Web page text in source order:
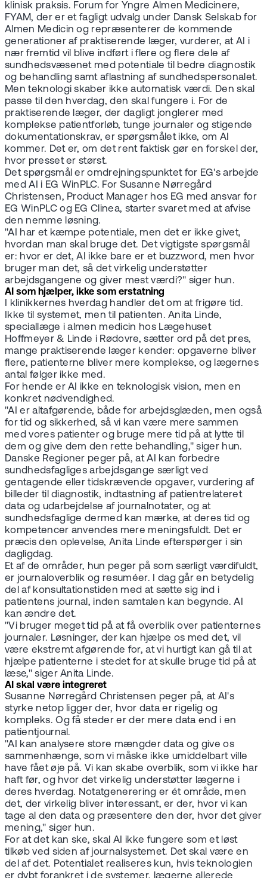
klinisk praksis. Forum for Yngre Almen Medicinere,
FYAM, der er et fagligt udvalg under Dansk Selskab for
Almen Medicin og repræsenterer de kommende
generationer af praktiserende læger, vurderer, at AI i
nær fremtid vil blive indført i flere og flere dele af
sundhedsvæsenet med potentiale til bedre diagnostik
og behandling samt aflastning af sundhedspersonalet.
Men teknologi skaber ikke automatisk værdi. Den skal
passe til den hverdag, den skal fungere i. For de
praktiserende læger, der dagligt jonglerer med
komplekse patientforløb, tunge journaler og stigende
dokumentationskrav, er spørgsmålet ikke, om AI
kommer. Det er, om det rent faktisk gør en forskel der,
hvor presset er størst.
Det spørgsmål er omdrejningspunktet for EG's arbejde
med AI i EG WinPLC. For Susanne Nørregård
Christensen, Product Manager hos EG med ansvar for
EG WinPLC og EG Clinea, starter svaret med at afvise
den nemme løsning.
"AI har et kæmpe potentiale, men det er ikke givet,
hvordan man skal bruge det. Det vigtigste spørgsmål
er: hvor er det, AI ikke bare er et buzzword, men hvor
bruger man det, så det virkelig understøtter
arbejdsgangene og giver mest værdi?" siger hun.
AI som hjælper, ikke som erstatning
I klinikkernes hverdag handler det om at frigøre tid.
Ikke til systemet, men til patienten. Anita Linde,
speciallæge i almen medicin hos Lægehuset
Hoffmeyer & Linde i Rødovre, sætter ord på det pres,
mange praktiserende læger kender: opgaverne bliver
flere, patienterne bliver mere komplekse, og lægernes
antal følger ikke med.
For hende er AI ikke en teknologisk vision, men en
konkret nødvendighed.
"AI er altafgørende, både for arbejdsglæden, men også
for tid og sikkerhed, så vi kan være mere sammen
med vores patienter og bruge mere tid på at lytte til
dem og give dem den rette behandling," siger hun.
Danske Regioner peger på, at AI kan forbedre
sundhedsfagliges arbejdsgange særligt ved
gentagende eller tidskrævende opgaver, vurdering af
billeder til diagnostik, indtastning af patientrelateret
data og udarbejdelse af journalnotater, og at
sundhedsfaglige dermed kan mærke, at deres tid og
kompetencer anvendes mere meningsfuldt. Det er
præcis den oplevelse, Anita Linde efterspørger i sin
dagligdag.
Et af de områder, hun peger på som særligt værdifuldt,
er journaloverblik og resuméer. I dag går en betydelig
del af konsultationstiden med at sætte sig ind i
patientens journal, inden samtalen kan begynde. AI
kan ændre det.
"Vi bruger meget tid på at få overblik over patienternes
journaler. Løsninger, der kan hjælpe os med det, vil
være ekstremt afgørende for, at vi hurtigt kan gå til at
hjælpe patienterne i stedet for at skulle bruge tid på at
læse," siger Anita Linde.
AI skal være integreret
Susanne Nørregård Christensen peger på, at AI's
styrke netop ligger der, hvor data er rigelig og
kompleks. Og få steder er der mere data end i en
patientjournal.
"AI kan analysere store mængder data og give os
sammenhænge, som vi måske ikke umiddelbart ville
have fået øje på. Vi kan skabe overblik, som vi ikke har
haft før, og hvor det virkelig understøtter lægerne i
deres hverdag. Notatgenerering er ét område, men
det, der virkelig bliver interessant, er der, hvor vi kan
tage al den data og præsentere den der, hvor det giver
mening," siger hun.
For at det kan ske, skal AI ikke fungere som et løst
tilkøb ved siden af journalsystemet. Det skal være en
del af det. Potentialet realiseres kun, hvis teknologien